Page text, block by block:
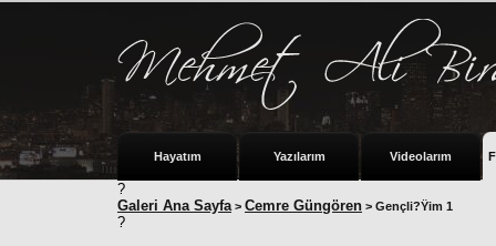
Hayatım Yazılarım Videolarım
?
Galeri Ana Sayfa > Cemre Güngören > Gençli?Ÿim 1
?